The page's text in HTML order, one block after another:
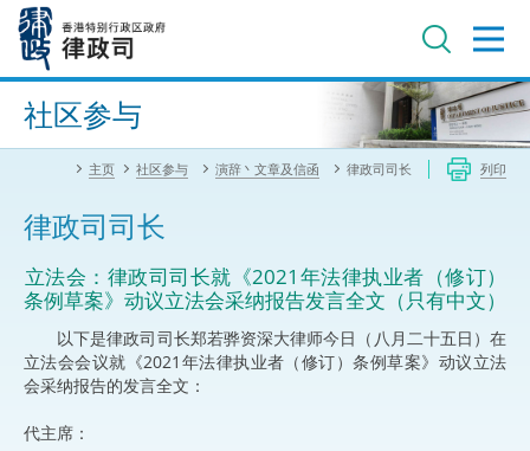
内
进阶搜寻
社区参与
主页 社区参与 演辞丶文章及信函 律政司司长 列印
律政司司长
​​立法会：律政司司长就《2021年法律执业者（修订）
条例草案》动议立法会采纳报告发言全文（只有中文）
以下是律政司司长郑若骅资深大律师今日（八月二十五日）在
立法会会议就《2021年法律执业者（修订）条例草案》动议立法
会采纳报告的发言全文：
代主席：